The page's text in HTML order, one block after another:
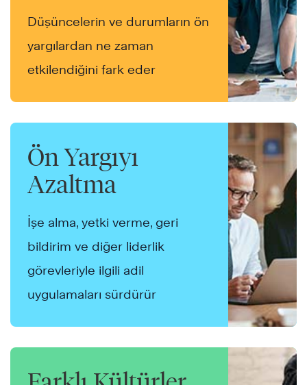
Düşüncelerin ve durumların ön
yargılardan ne zaman
etkilendiğini fark eder
Ön Yargıyı
Azaltma
İşe alma, yetki verme, geri
bildirim ve diğer liderlik
görevleriyle ilgili adil
uygulamaları sürdürür